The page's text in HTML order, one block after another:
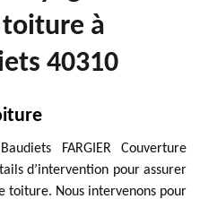
toiture à
40310
FARGIER Couverture
d’intervention pour assurer
toiture. Nous intervenons pour